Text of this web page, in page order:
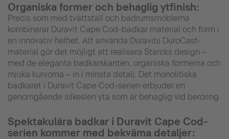
Organiska former och behaglig ytfinish:
Precis som med tvättställ och badrumsmöblerna
kombinerar Duravit Cape Cod-badkar material och form i
en innovativ helhet. Att använda Duravits DuroCast-
material gör det möjligt att realisera Starcks design –
med de eleganta badkarskanten, organiska formerna och
mjuka kurvorna – in i minsta detalj. Det monolitiska
badkaret i Duravit Cape Cod-serien erbjuder en
genomgående silkeslen yta som är behaglig vid beröring.
Spektakulära badkar i Duravit Cape Cod-
serien kommer med bekväma detaljer: